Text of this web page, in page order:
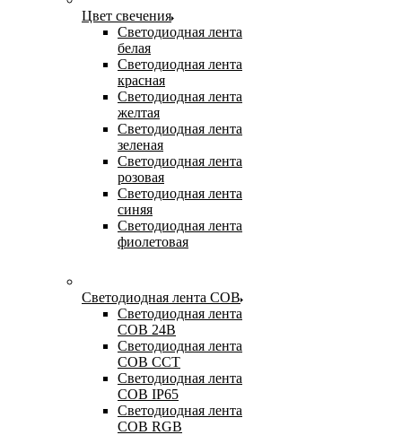
Цвет свечения
Светодиодная лента
белая
Светодиодная лента
красная
Светодиодная лента
желтая
Светодиодная лента
зеленая
Светодиодная лента
розовая
Светодиодная лента
синяя
Светодиодная лента
фиолетовая
Светодиодная лента COB
Светодиодная лента
COB 24В
Светодиодная лента
COB CCT
Светодиодная лента
COB IP65
Светодиодная лента
COB RGB